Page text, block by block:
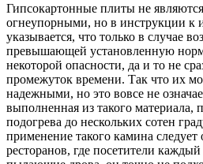
Гипсокартонные плиты не
огнеупорными, но в инструкции к
указывается, что только в случае
превышающей установленную
некоторой опасности, да и то не
промежуток времени. Так что их
надежными, но это вовсе не
выполненная из такого материала,
подогрева до нескольких сотен
применение такого камина следует
ресторанов, где посетители